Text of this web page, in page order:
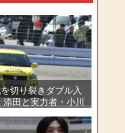
切り裂きダブル入
田と実力者・小川